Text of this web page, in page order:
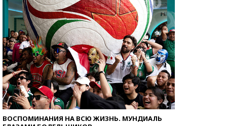
ВОСПОМИНАНИЯ НА ВСЮ ЖИЗНЬ. МУНДИАЛЬ